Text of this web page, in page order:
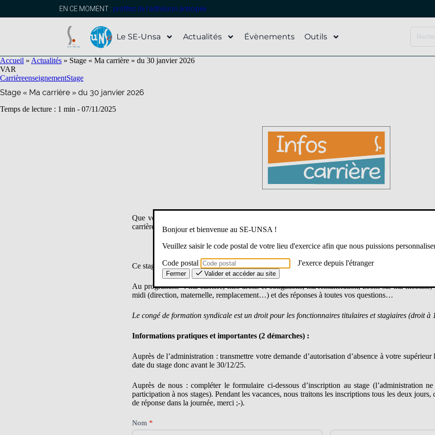
EN CE MOMENT : profitez de l’adhésion anticipée
Le SE-Unsa Actualités Évènements Outils
Accueil » Actualités » Stage « Ma carrière » du 30 janvier 2026
VAR
CarrièreenseignementStage
Stage « Ma carrière » du 30 janvier 2026
Temps de lecture : 1 min - 07/11/2025
Que vous soyez enseignant.e stagiaire, T1, T2, T3 ou enseignant.e expérimenté.e qui n’a pas
carrière, ce stage est fait pour vous!
Ce stage se déroulera levendredi 30 janvier 2026 à Toulondans nos locaux.
Au programme : ma carrière, mes droits et obligations, ma rémunération, zoom sur ma mobilité,
midi (direction, maternelle, remplacement…) et des réponses à toutes vos questions…
Le congé de formation syndicale est un droit pour les fonctionnaires titulaires et stagiaires (droit à
Informations pratiques et importantes (2 démarches) :
Auprès de l’administration : transmettre votre demande d’autorisation d’absence à votre
date du stage donc avant le 30/12/25.
Auprès de nous : compléter le formulaire ci-dessous d’inscription au stage (l’administration
participation à nos stages). Pendant les vacances, nous traitons les inscriptions tous les deux jours,
de réponse dans la journée, merci ;-).
83
–
Nom *
Bonjour et bienvenue au SE-UNSA !
Veuillez saisir le code postal de votre lieu d'exercice afin que nous puissions
Code postal J'exerce depuis l'étranger
Fermer Valider et accéder au site